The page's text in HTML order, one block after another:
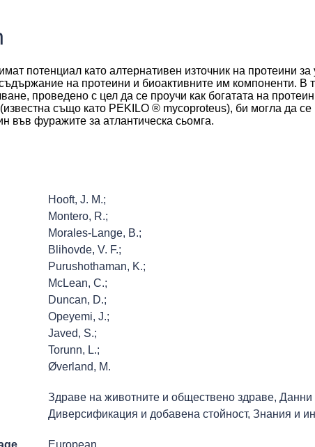
потенциал като алтернативен източник на протеини
на протеини и биоактивните им компоненти. В
проведено с цел да се проучи как богатата на
също като PEKILO ® mycoproteus), би могла да се
във фуражите за атлантическа сьомга.
Hooft, J. M.;
Montero, R.;
Morales-Lange, B.;
Blihovde, V. F.;
Purushothaman, K.;
McLean, C.;
Duncan, D.;
Opeyemi, J.;
Javed, S.;
Torunn, L.;
Øverland, M.
Здраве на животните и обществено здраве, Данни
Диверсификация и добавена стойност, Знания и
European